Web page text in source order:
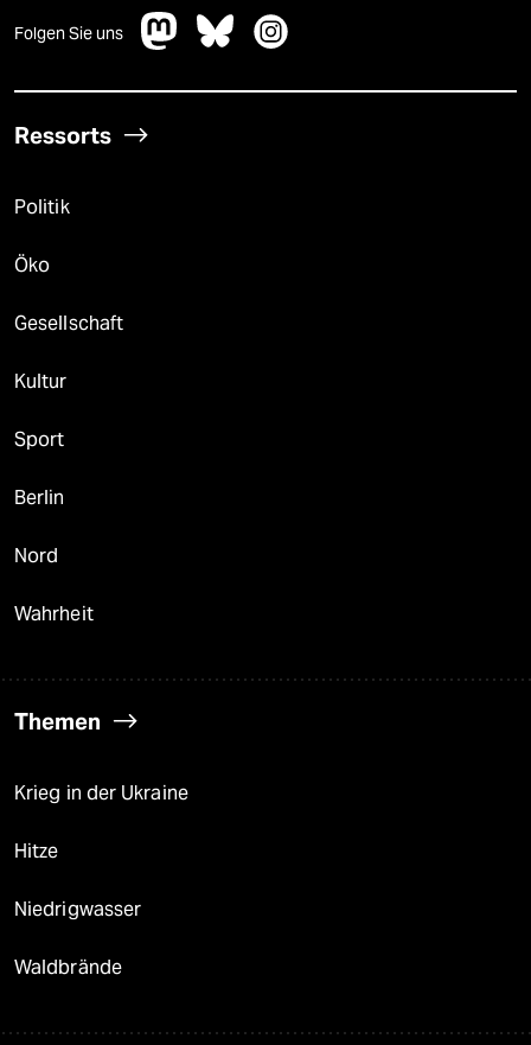
Folgen Sie uns
Ressorts
Politik
Öko
Gesellschaft
Kultur
Sport
Berlin
Nord
Wahrheit
Themen
Krieg in der Ukraine
Hitze
Niedrigwasser
Waldbrände